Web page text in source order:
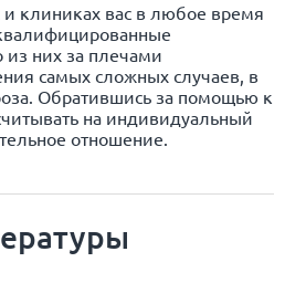
клиниках вас в любое время
из них за плечами
самых сложных случаев, в
Обратившись за помощью к
на индивидуальный
отношение.